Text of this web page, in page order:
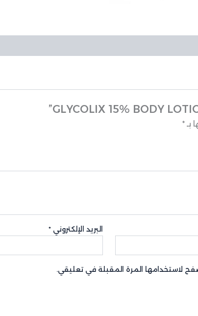
بـ *
البريد الإلكتروني*
لاستخدامها المرة المقبلة في تعليقي.